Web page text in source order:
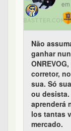
Não
ganhar
corretor,
sua. Só
ou desista.
aprenderá
los tantas
mercado.